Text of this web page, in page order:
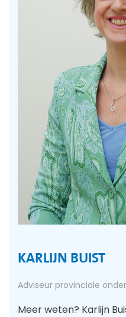
KARLIJN BUIST
Adviseur provinciale
Meer weten? Karlijn